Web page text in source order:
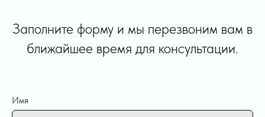
Заполните форму и мы перезвоним вам в
ближайшее время для консультации.
Имя